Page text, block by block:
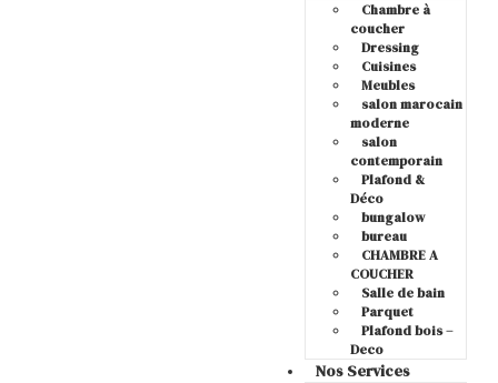
Chambre à
coucher
Dressing
Cuisines
Meubles
salon marocain
moderne
salon
contemporain
Plafond &
Déco
bungalow
bureau
CHAMBRE A
COUCHER
Salle de bain
Parquet
Plafond bois –
Deco
Nos Services